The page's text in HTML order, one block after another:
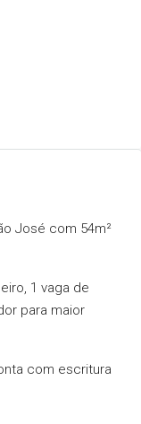
José com 54m²
1 vaga de
para maior
com escritura